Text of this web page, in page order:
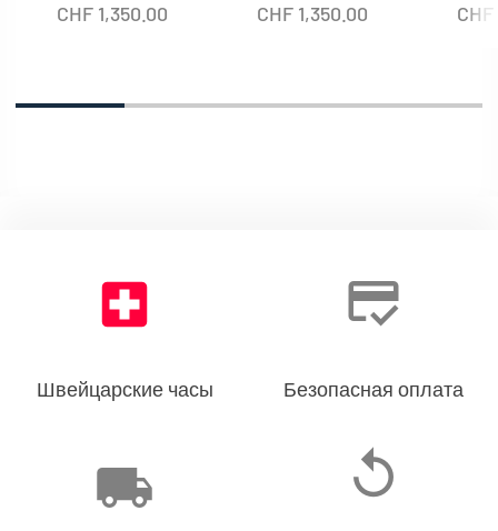
CHF1,350.00 CHF1,350.00 CHF
Швейцарские часы Безопасная оплата